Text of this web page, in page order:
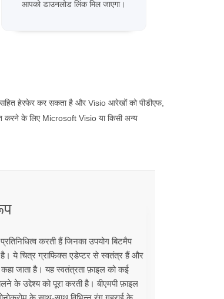
आपको डाउनलोड लिंक मिल जाएगा।
हेरफेर कर सकता है और Visio आरेखों को पीडीएफ,
करने के लिए Microsoft Visio या किसी अन्य
करती हैं जिनका उपयोग बिटमैप
ये चित्र ग्राफिक्स एडेप्टर से स्वतंत्र हैं और
जाता है। यह स्वतंत्रता फ़ाइल को कई
के उद्देश्य को पूरा करती है। बीएमपी फ़ाइल